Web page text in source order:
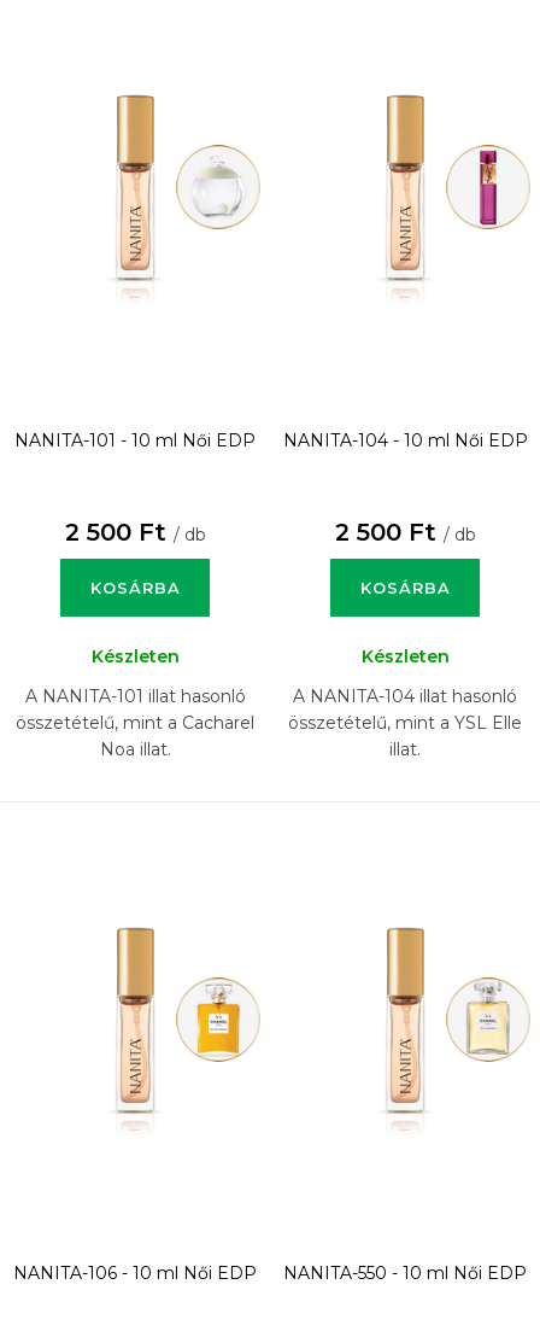
NANITA-101 - 10 ml Női EDP
2 500 Ft / db
KOSÁRBA
Készleten
A NANITA-101 illat hasonló
összetételű, mint a Cacharel
Noa illat.
NANITA-104 - 10 ml Női EDP
2 500 Ft / db
KOSÁRBA
Készleten
A NANITA-104 illat hasonló
összetételű, mint a YSL Elle
illat.
NANITA-106 - 10 ml Női EDP NANITA-550 - 10 ml Női EDP